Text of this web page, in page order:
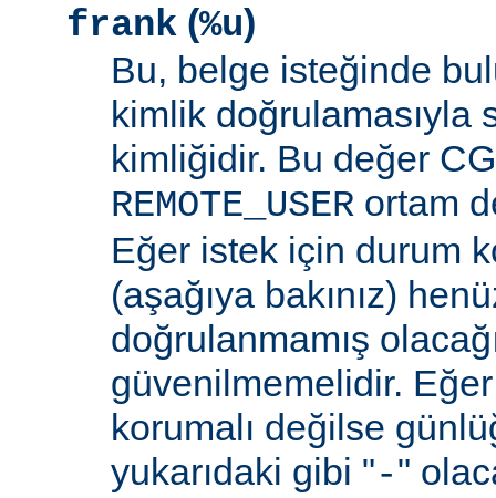
frank (%u)
Bu, belge isteğinde
kimlik doğrulamasıyla
kimliğidir. Bu değer
REMOTE_USER ortam
Eğer istek için durum
(aşağıya bakınız)
doğrulanmamış
güvenilmemelidir.
korumalı değilse
yukarıdaki gibi "-"